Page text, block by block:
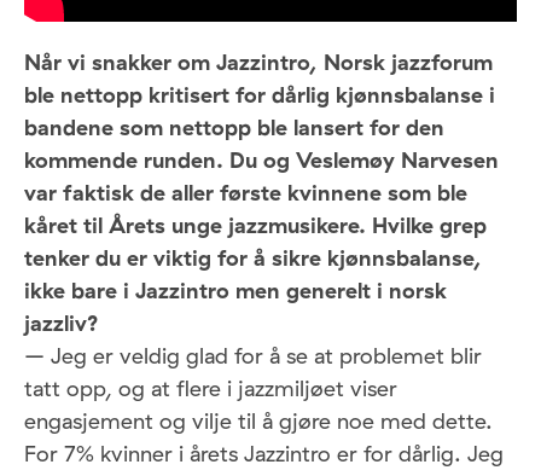
Når vi snakker om Jazzintro, Norsk jazzforum
ble nettopp kritisert for dårlig kjønnsbalanse i
bandene som nettopp ble lansert for den
kommende runden. Du og Veslemøy Narvesen
var faktisk de aller første kvinnene som ble
kåret til Årets unge jazzmusikere. Hvilke grep
tenker du er viktig for å sikre kjønnsbalanse,
ikke bare i Jazzintro men generelt i norsk
jazzliv?
– Jeg er veldig glad for å se at problemet blir
tatt opp, og at flere i jazzmiljøet viser
engasjement og vilje til å gjøre noe med dette.
For 7% kvinner i årets Jazzintro er for dårlig. Jeg